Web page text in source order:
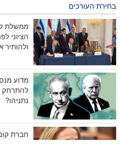
הניו יורק טיימס על האפשרויות
נסוגה מאיומיה, אלא וושינגטון עשתה
איש תקשורת אמריקאי בולט: טראמפ
אלף איש
שייח' נעים קאסם: איראן ניצחה
בחירת העורכים
ממשלת
הציוני
ולהותיר
מדוע
נתניהו?
חברת